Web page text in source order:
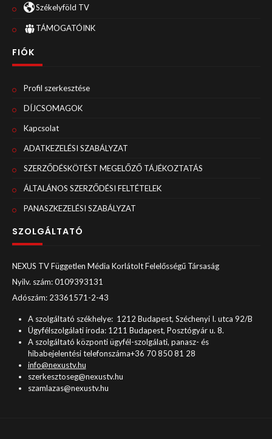
Székelyföld TV
TÁMOGATÓINK
FIÓK
Profil szerkesztése
DÍJCSOMAGOK
Kapcsolat
ADATKEZELÉSI SZABÁLYZAT
SZERZŐDÉSKÖTÉST MEGELŐZŐ TÁJÉKOZTATÁS
ÁLTALÁNOS SZERZŐDÉSI FELTÉTELEK
PANASZKEZELÉSI SZABÁLYZAT
SZOLGÁLTATÓ
NEXUS TV Független Média Korlátolt Felelősségű Társaság
Nyilv. szám: 0109393131
Adószám: 23361571-2-43
A szolgáltató székhelye: 1212 Budapest, Széchenyi I. utca 92/B
Ügyfélszolgálati iroda: 1211 Budapest, Posztógyár u. 8.
A szolgáltató központi ügyfél-szolgálati, panasz- és
hibabejelentési telefonszáma+36 70 850 81 28
info@nexustv.hu
szerkesztoseg@nexustv.hu
szamlazas@nexustv.hu